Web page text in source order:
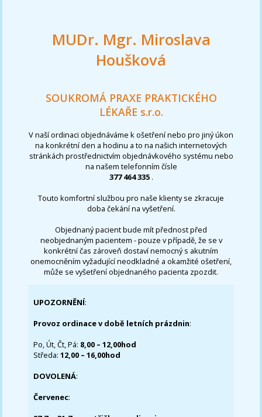
MUDr. Mgr. Miroslava
Houšková
SOUKROMÁ PRAXE PRAKTICKÉHO
LÉKAŘE s.r.o.
V naší ordinaci objednáváme k ošetření nebo pro jiný úkon
na konkrétní den a hodinu a to na našich internetových
stránkách prostřednictvím objednávkového systému nebo
na našem telefonním čísle
377 464 335 .
Touto komfortní službou pro naše klienty se zkracuje
doba čekání na vyšetření.
Objednaný pacient bude mít přednost před
neobjednaným pacientem - pouze v případě, že se v
konkrétní čas zároveň dostaví nemocný s akutním
onemocněním vyžadující neodkladné a okamžité ošetření,
může se vyšetření objednaného pacienta zpozdit.
UPOZORNĚNÍ:
Provoz ordinace v době letních prázdnin:
Po, Út, Čt, Pá: 8,00 – 12,00hod
Středa:12,00 – 16,00hod
DOVOLENÁ:
Červenec: